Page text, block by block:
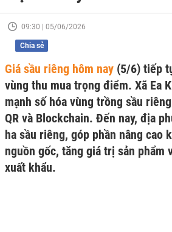
09:30 | 05/06/2026
Chia sẻ
Giá sầu riêng hôm nay (5/6) tiếp
vùng thu mua trọng điểm. Xã Ea
mạnh số hóa vùng trồng sầu
QR và Blockchain. Đến nay, địa
ha sầu riêng, góp phần nâng cao
nguồn gốc, tăng giá trị sản phẩm
xuất khẩu.